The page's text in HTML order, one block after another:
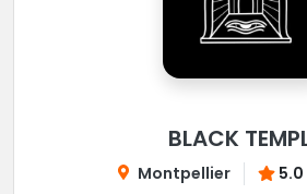
BLACK
Montpellier 5.0